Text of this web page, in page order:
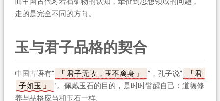
走的是完全不同的方向。
玉与君子品格的契合
中国古语有“ 君子无故，玉不离身 ”，孔子说“
君
子如玉
”。佩戴玉石的目的，是时时警醒自己：道德修
养与品格应当和玉石一样。